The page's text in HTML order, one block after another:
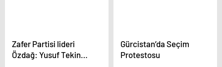
Zafer Partisi lideri
Özdağ: Yusuf Tekin
Gürcistan’da Seçim
Protestosu